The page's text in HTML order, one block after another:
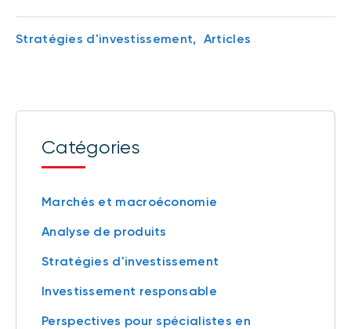
Stratégies d'investissement, Articles
Catégories
Marchés et macroéconomie
Analyse de produits
Stratégies d'investissement
Investissement responsable
Perspectives pour spécialistes en